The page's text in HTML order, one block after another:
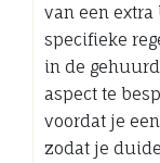
van een extra
specifieke
in de
aspect te
voordat je
zodat je